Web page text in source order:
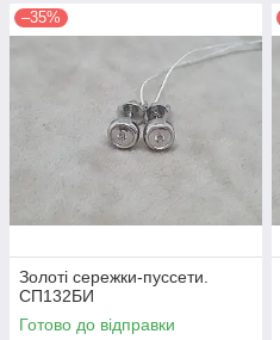
–35%
Золоті сережки-пуссети.
СП132БИ
Готово до відправки